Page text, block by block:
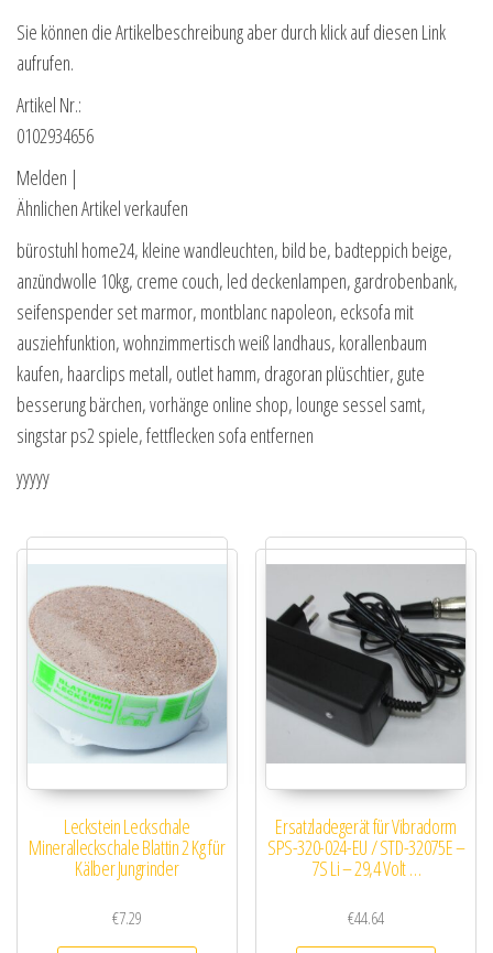
Sie können die Artikelbeschreibung aber durch klick auf diesen Link
aufrufen.
Artikel Nr.:
0102934656
Melden |
Ähnlichen Artikel verkaufen
bürostuhl home24, kleine wandleuchten, bild be, badteppich beige,
anzündwolle 10kg, creme couch, led deckenlampen, gardrobenbank,
seifenspender set marmor, montblanc napoleon, ecksofa mit
ausziehfunktion, wohnzimmertisch weiß landhaus, korallenbaum
kaufen, haarclips metall, outlet hamm, dragoran plüschtier, gute
besserung bärchen, vorhänge online shop, lounge sessel samt,
singstar ps2 spiele, fettflecken sofa entfernen
yyyyy
Leckstein Leckschale
Mineralleckschale Blattin 2 Kg für
Kälber Jungrinder
€7.29
Ersatzladegerät für Vibradorm
SPS-320-024-EU / STD-32075E –
7S Li – 29,4 Volt …
€44.64